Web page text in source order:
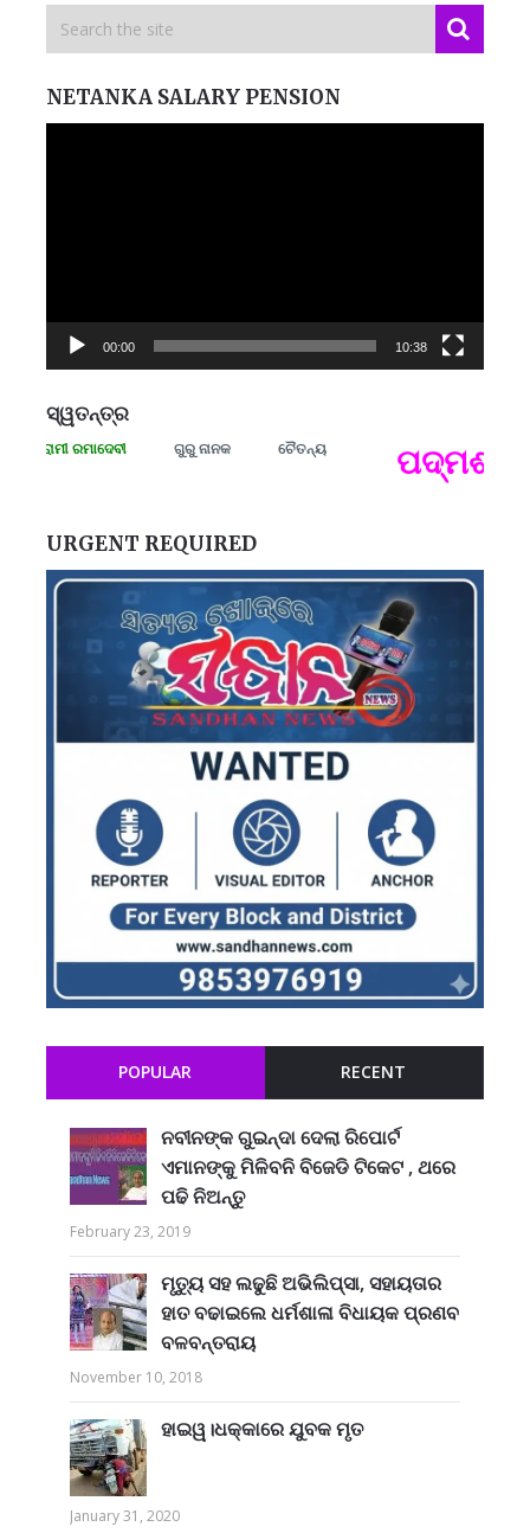
NETANKA SALARY PENSION
00:00 10:38
ସ୍ୱତନ୍ତ୍ର
ରମାଦେବୀ ଗୁରୁ ନାନକ ଚୈତନ୍ୟ ପଦ୍ମଶ୍ରୀ
URGENT REQUIRED
POPULAR RECENT
ନବୀନଙ୍କ ଗୁଇନ୍ଦା ଦେଲା ରିପୋର୍ଟ
ଏମାନଙ୍କୁ ମିଳିବନି ବିଜେଡି ଟିକେଟ , ଥରେ
ପଢି ନିଅନ୍ତୁ
February 23, 2019
ମୃତ୍ୟୁ ସହ ଲଢୁଛି ଅଭିଲିପ୍ସା, ସହାୟତାର
ହାତ ବଢାଇଲେ ଧର୍ମଶାଳା ବିଧାୟକ ପ୍ରଣବ
ବଳବନ୍ତରାୟ
November 10, 2018
ହାଇୱ।ଧକ୍କାରେ ଯୁବକ ମୃତ
January 31, 2020